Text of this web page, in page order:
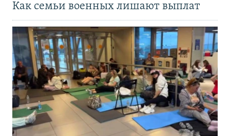
Как семьи военных лишают выплат